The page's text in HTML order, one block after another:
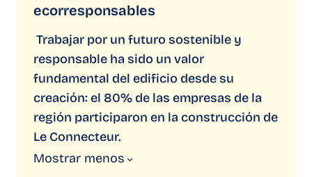
ecorresponsables
Trabajar por un futuro sostenible y
responsable ha sido un valor
fundamental del edificio desde su
creación: el 80% de las empresas de la
región participaron en la construcción de
Le Connecteur.
Mostrar menos